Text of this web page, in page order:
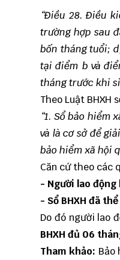
“Điều 28. Điều
trường hợp sau
bốn tháng tuổi;
tại điểm b và
tháng trước khi
Theo Luật BHXH
“1. Sổ bảo hiểm
và là cơ sở để
bảo hiểm xã hội
Căn cứ theo các
- Người lao
- Sổ BHXH đã
Do đó người lao
BHXH đủ 06
Tham khảo: Bảo